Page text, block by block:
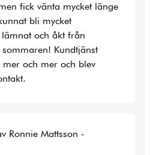
fick vänta mycket länge
bli mycket
och åkt från
Kundtjänst
och mer och blev
Ronnie Mattsson -